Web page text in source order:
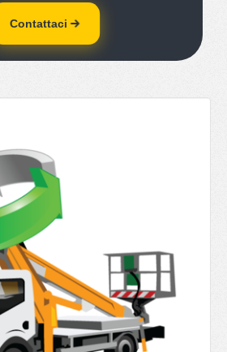
Contattaci